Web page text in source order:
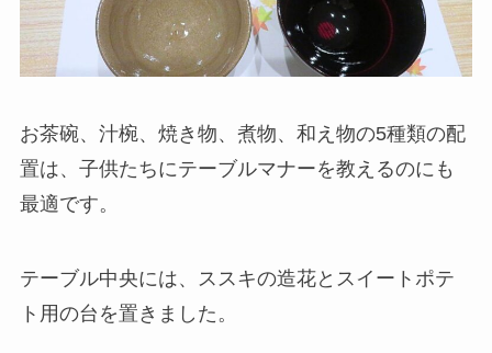
お茶碗、汁椀、焼き物、煮物、和え物の5種類の配
置は、子供たちにテーブルマナーを教えるのにも
最適です。
テーブル中央には、ススキの造花とスイートポテ
ト用の台を置きました。